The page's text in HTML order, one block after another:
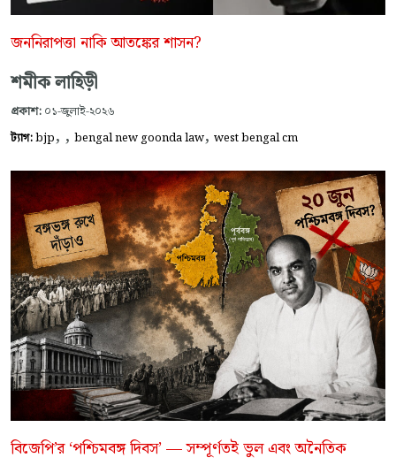
জননিরাপত্তা নাকি আতঙ্কের শাসন?
শমীক লাহিড়ী
প্রকাশ: ০১-জুলাই-২০২৬
ট্যাগ:bjp, , bengal new goonda law, west bengal cm
বিজেপি’র ‘পশ্চিমবঙ্গ দিবস’ — সম্পূর্ণতই ভুল এবং অনৈতিক